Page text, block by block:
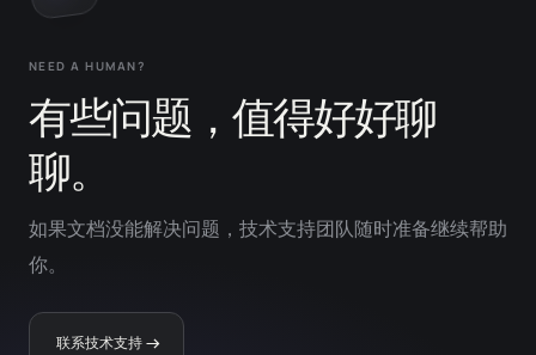
NEED A HUMAN?
有些问题，值得好好聊
聊。
如果文档没能解决问题，技术支持团队随时准备继续帮助
你。
联系技术支持